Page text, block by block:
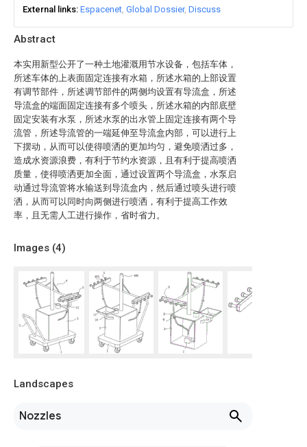
Abstract
本实用新型公开了一种土地灌溉用节水设备，包括车体，
所述车体的上表面固定连接有水箱，所述水箱的上部设置
有调节部件，所述调节部件的两侧均设置有导流盒，所述
导流盒的端面固定连接有多个喷头，所述水箱的内部底壁
固定安装有水泵，所述水泵的出水管上固定连接有两个导
流管，所述导流管的一端延伸至导流盒内部，可以进行上
下摆动，从而可以使得喷洒的更加均匀，避免喷洒过多，
造成水资源浪费，有利于节约水资源，且有利于提高喷洒
质量，使得喷洒更加全面，通过设置两个导流盒，水泵启
动通过导流管将水输送到导流盒内，然后通过喷头进行喷
洒，从而可以同时向两侧进行喷洒，有利于提高工作效
率，且无需人工进行操作，省时省力。
Images (4)
Landscapes
Nozzles
External links Espacenet Global Dossier Discuss